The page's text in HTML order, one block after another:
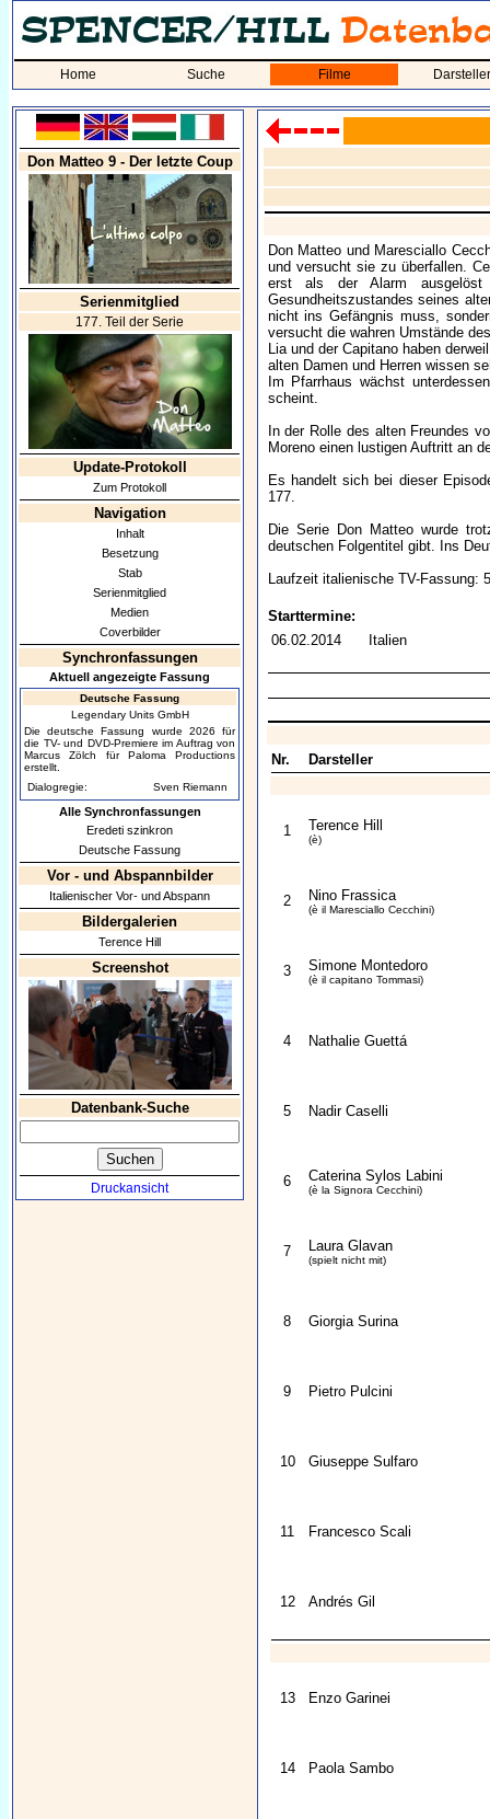
Home Suche Filme Darsteller
Don Matteo 9 - Der letzte Coup
Serienmitglied
177. Teil der Serie
Update-Protokoll
Zum Protokoll
Navigation
Inhalt
Besetzung
Stab
Serienmitglied
Medien
Coverbilder
Synchronfassungen
Aktuell angezeigte Fassung
Deutsche Fassung
Legendary Units GmbH
Die deutsche Fassung wurde 2026 für
die TV- und DVD-Premiere im Auftrag von
Marcus Zölch für Paloma Productions
erstellt.
Dialogregie:
Sven Riemann
Alle Synchronfassungen
Eredeti szinkron
Deutsche Fassung
Vor - und Abspannbilder
Italienischer Vor- und Abspann
Bildergalerien
Terence Hill
Screenshot
Datenbank-Suche
Druckansicht
Don Matteo und Maresciallo
und versucht sie zu überfallen.
erst als der Alarm ausgelöst
Gesundheitszustandes seines
nicht ins Gefängnis muss,
versucht die wahren Umstände
Lia und der Capitano haben
alten Damen und Herren wissen
Im Pfarrhaus wächst
scheint.
In der Rolle des alten Freundes
Moreno einen lustigen Auftritt an
Es handelt sich bei dieser
177.
Die Serie Don Matteo wurde
deutschen Folgentitel gibt. Ins
Laufzeit italienische TV-Fassung:
Starttermine:
06.02.2014
Italien
Nr. Darsteller
1 Terence Hill
(è)
2 Nino Frassica
(è il Maresciallo Cecchini)
3 Simone Montedoro
(è il capitano Tommasi)
4 Nathalie Guettá
5 Nadir Caselli
6 Caterina Sylos Labini
(è la Signora Cecchini)
7 Laura Glavan
(spielt nicht mit)
8 Giorgia Surina
9 Pietro Pulcini
10 Giuseppe Sulfaro
11 Francesco Scali
12 Andrés Gil
13 Enzo Garinei
14 Paola Sambo